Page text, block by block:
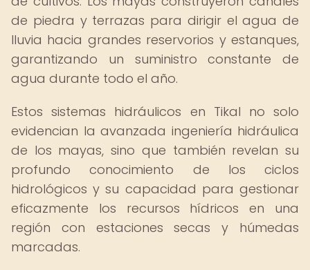
de piedra y terrazas para dirigir el agua de
lluvia hacia grandes reservorios y estanques,
garantizando un suministro constante de
agua durante todo el año.
Estos sistemas hidráulicos en Tikal no solo
evidencian la avanzada ingeniería hidráulica
de los mayas, sino que también revelan su
profundo conocimiento de los ciclos
hidrológicos y su capacidad para gestionar
eficazmente los recursos hídricos en una
región con estaciones secas y húmedas
marcadas.